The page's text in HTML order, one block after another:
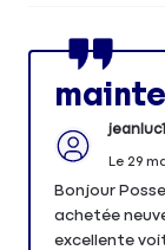
Le 29
Bonjour
achetée
excellente